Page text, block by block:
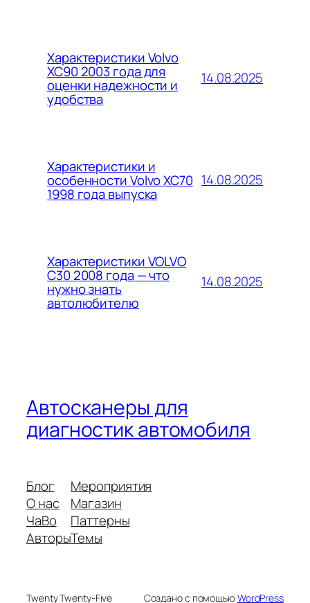
Характеристики Volvo
XC90 2003 года для
оценки надежности и
удобства
14.08.2025
Характеристики и
особенности Volvo XC70
1998 года выпуска
14.08.2025
Характеристики VOLVO
C30 2008 года — что
нужно знать
автолюбителю
14.08.2025
Автосканеры для
диагностик автомобиля
Блог
О нас
ЧаВо
Авторы
Мероприятия
Магазин
Паттерны
Темы
Twenty Twenty-Five Создано с помощьюWordPress